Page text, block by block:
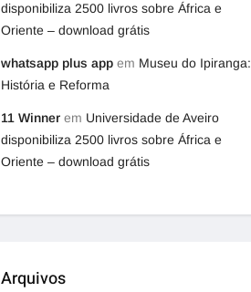
disponibiliza 2500 livros sobre África e
Oriente – download grátis
whatsapp plus app em Museu do Ipiranga:
História e Reforma
11 Winner em Universidade de Aveiro
disponibiliza 2500 livros sobre África e
Oriente – download grátis
Arquivos